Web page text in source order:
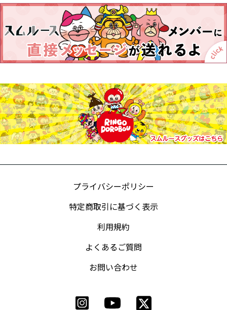
プライバシーポリシー
特定商取引に基づく表示
利用規約
よくあるご質問
お問い合わせ